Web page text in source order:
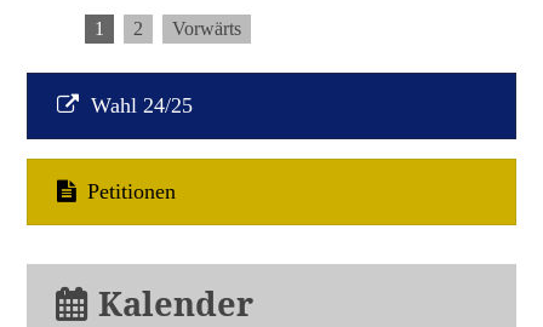
Skala-
Serbski
Sejm
1 2 Vorwärts
Wahl 24/25
Petitionen
Kalender